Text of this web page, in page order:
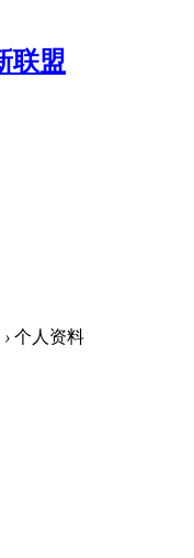
› 个人资料